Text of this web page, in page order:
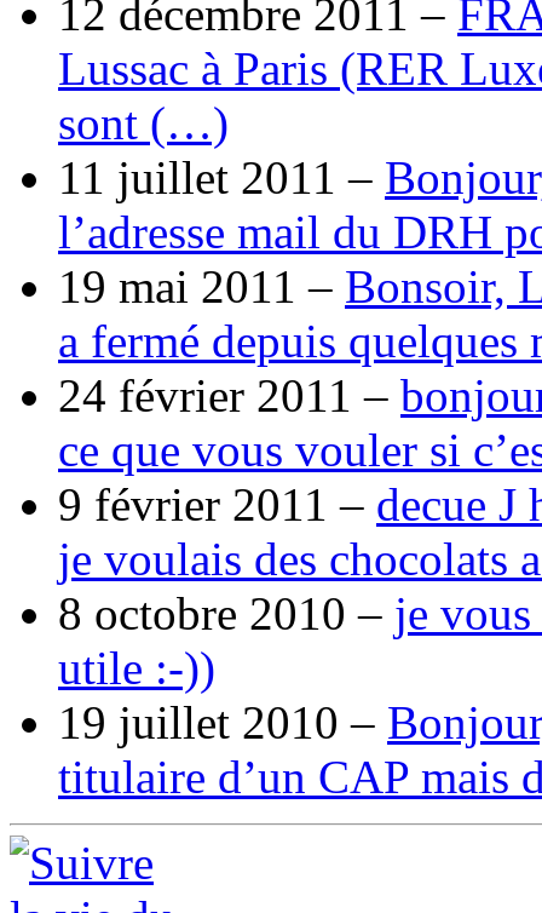
12 décembre 2011 –
Lussac à Paris (RER
sont (…)
11 juillet 2011 –
l’adresse mail du DRH
19 mai 2011 – Bonsoir,
a fermé depuis
24 février 2011 –
ce que vous vouler si
9 février 2011 – decue J
je voulais des chocolats
8 octobre 2010 – je
utile :-))
19 juillet 2010 –
titulaire d’un CAP mais